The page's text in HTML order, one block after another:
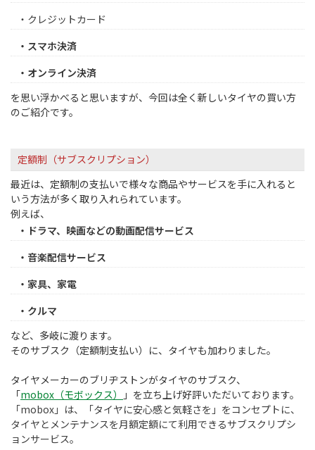
・クレジットカード
・スマホ決済
・オンライン決済
を思い浮かべると思いますが、今回は全く新しいタイヤの買い方
のご紹介です。
定額制（サブスクリプション）
最近は、定額制の支払いで様々な商品やサービスを手に入れると
いう方法が多く取り入れられています。
例えば、
・ドラマ、映画などの動画配信サービス
・音楽配信サービス
・家具、家電
・クルマ
など、多岐に渡ります。
そのサブスク（定額制支払い）に、タイヤも加わりました。
タイヤメーカーのブリヂストンがタイヤのサブスク、
「mobox （モボックス）
」を立ち上げ好評いただいております。
「mobox」は、「タイヤに安心感と気軽さを」をコンセプトに、
タイヤとメンテナンスを月額定額にて利用できるサブスクリプシ
ョンサービス。